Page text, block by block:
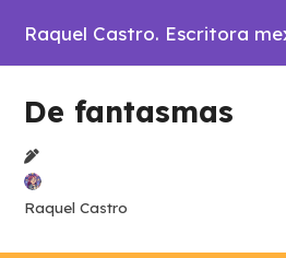
Raquel Castro. Escritora
De fantasmas
Raquel Castro